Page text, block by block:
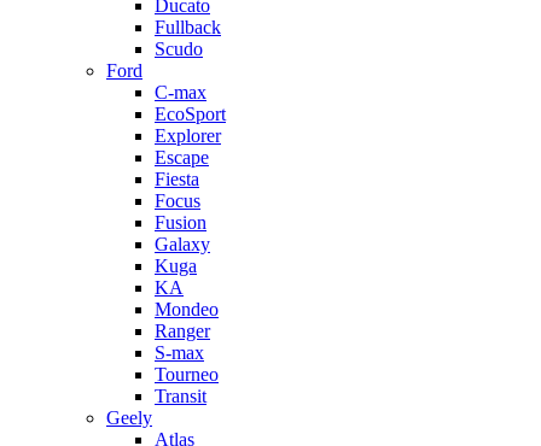
Ducato
Fullback
Scudo
Ford
C-max
EcoSport
Explorer
Escape
Fiesta
Focus
Fusion
Galaxy
Kuga
KA
Mondeo
Ranger
S-max
Tourneo
Transit
Geely
Atlas